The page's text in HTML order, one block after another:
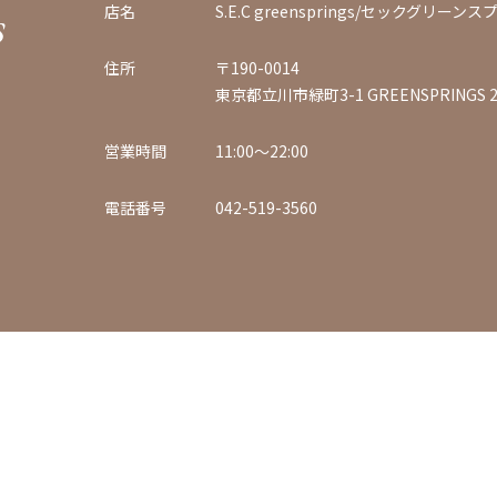
店名 S.E.C greensprings/セックグリーンス
住所
〒190-0014
東京都立川市緑町3-1 GREENSPRINGS
営業時間 11:00〜22:00
電話番号 042-519-3560